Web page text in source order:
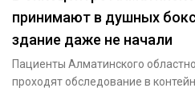
принимают в душных
здание даже не начали
Пациенты Алматинского
проходят обследование в